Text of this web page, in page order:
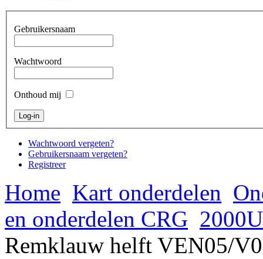
Gebruikersnaam
Wachtwoord
Onthoud mij
Wachtwoord vergeten?
Gebruikersnaam vergeten?
Registreer
Home Kart onderdelen
en onderdelen CRG
Remklauw helft VEN05/